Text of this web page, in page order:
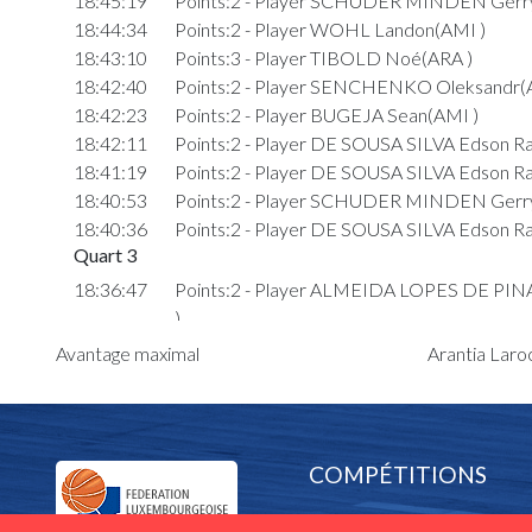
18:44:34
Points:2 - Player WOHL Landon(AMI )
18:43:10
Points:3 - Player TIBOLD Noé(ARA )
18:42:40
Points:2 - Player SENCHENKO
18:42:23
Points:2 - Player BUGEJA Sean(AMI )
18:42:11
Points:2 - Player DE SOUSA SILVA Edson
18:41:19
Points:2 - Player DE SOUSA SILVA Edson
18:40:53
Points:2 - Player SCHUDER MINDEN
18:40:36
Points:2 - Player DE SOUSA SILVA Edson
Quart 3
18:36:47
Points:2 - Player ALMEIDA LOPES DE
)
18:36:00 Foul added P1 Player TIBOLD Noé(ARA )
Dieter(AMI )
18:35:12
Points:2 - Player ALMEIDA LOPES DE
)
18:34:37
Foul added P1 Player LOECHNER-ERNST
Dieter(AMI )
Avantage maximal Arantia
COMPÉTITIONS
Equipes nationales